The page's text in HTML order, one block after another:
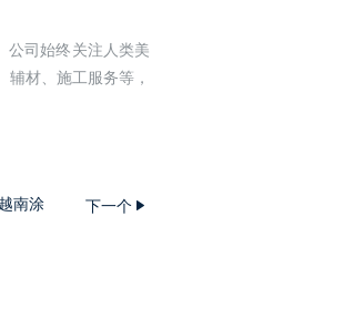
公司始终关注人类美
材、施工服务等，
南涂
下一个